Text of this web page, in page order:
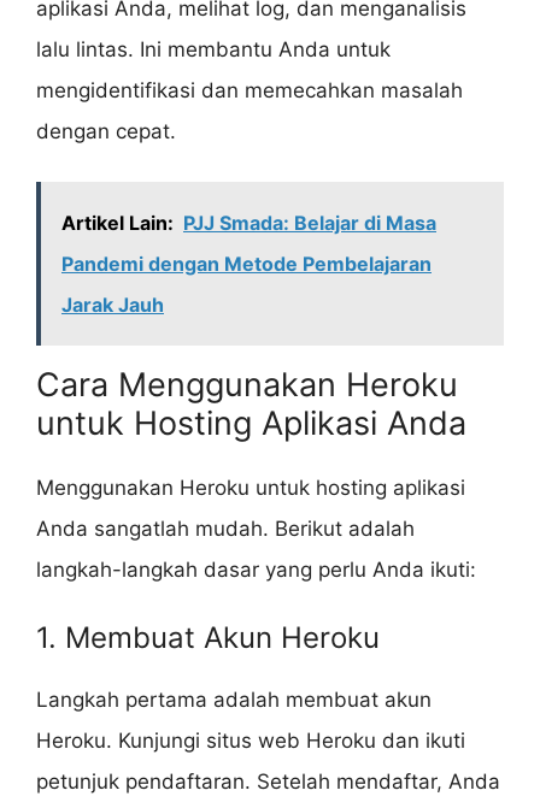
aplikasi Anda, melihat log, dan menganalisis
lalu lintas. Ini membantu Anda untuk
mengidentifikasi dan memecahkan masalah
dengan cepat.
Artikel Lain: PJJ Smada: Belajar di Masa
Pandemi dengan Metode Pembelajaran
Jarak Jauh
Cara Menggunakan Heroku
untuk Hosting Aplikasi Anda
Menggunakan Heroku untuk hosting aplikasi
Anda sangatlah mudah. Berikut adalah
langkah-langkah dasar yang perlu Anda ikuti:
1. Membuat Akun Heroku
Langkah pertama adalah membuat akun
Heroku. Kunjungi situs web Heroku dan ikuti
petunjuk pendaftaran. Setelah mendaftar, Anda